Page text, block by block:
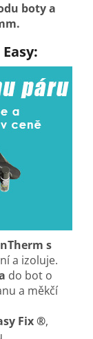
boty a
s
a izoluje.
do bot o
a měkčí
Fix ®,